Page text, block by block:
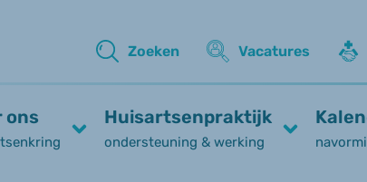
ons Huisartsenpraktijk
ondersteuning & werking
Zoeken Vacatures